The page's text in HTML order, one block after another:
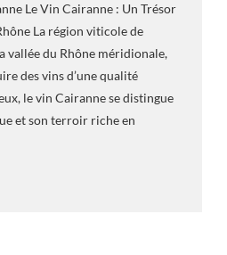
Le Vin Cairanne : Un Trésor
La région viticole de
vallée du Rhône méridionale,
des vins d’une qualité
le vin Cairanne se distingue
et son terroir riche en